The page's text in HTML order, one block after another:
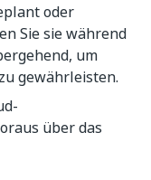
oder
Sie sie während
um
gewährleisten.
über das